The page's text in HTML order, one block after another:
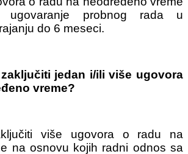
ugovaranje probnog rada u
do 6 meseci.
jedan i/ili više ugovora
vreme?
više ugovora o radu na
na osnovu kojih radni odnos sa